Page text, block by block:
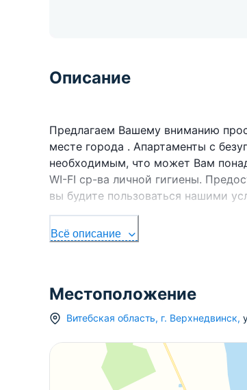
Описание
Предлагаем Вашему вниманию
месте города . Апартаменты с
необходимым, что может Вам
WI-FI ср-ва личной гигиены.
вы будите пользоваться нашими
Всё описание
Местоположение
Витебская область, г. Верхнедвинск,